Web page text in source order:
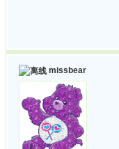
missbear